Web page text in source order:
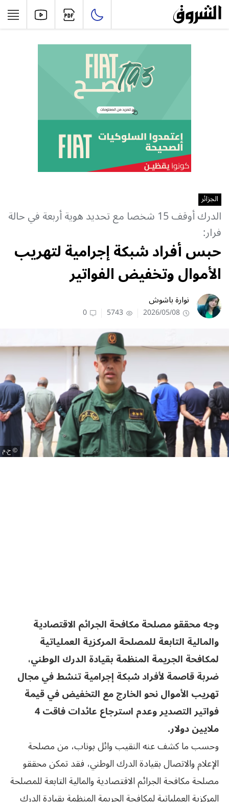
الجزائر
الدرك أوقف 15 شخصا مع تحديد هوية أربعة في حالة
فرار:
حبس أفراد شبكة إجرامية لتهريب
الأموال وتخفيض الفواتير
نوارة باشوش
2026/05/08
5743
0
ح.م
وجه محققو مصلحة مكافحة الجرائم الاقتصادية
والمالية التابعة للمصلحة المركزية العملياتية
لمكافحة الجريمة المنظمة بقيادة الدرك الوطني،
ضربة قاصمة لأفراد شبكة إجرامية تنشط في مجال
تهريب الأموال نحو الخارج مع التخفيض في قيمة
فواتير التصدير وعدم استرجاع عائدات فاقت 4
ملايين دولار.
وحسب ما كشف عنه النقيب وائل بوناب، من مصلحة
الإعلام والاتصال بقيادة الدرك الوطني، فقد تمكن محققو
مصلحة مكافحة الجرائم الاقتصادية والمالية التابعة للمصلحة